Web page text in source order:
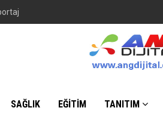
SAĞLIK EĞİTİM TANITIM